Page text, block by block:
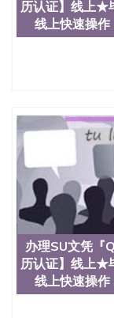
信息，给出操
材料； 3、留
交时间，公司
料； 5、等待
6、客户确认
银，LOGO烫
镭射，紫外荧
对照。质量
海外学校留学
各大院校的（
业证，录取通
新信息， 能
寸大小，纸张
原版实物，以
们在保证合理
质和效率不断
咨询顾问：
信
历认证】线上★
线上快速操
办理SU文凭『
历认证】线上★
线上快速操